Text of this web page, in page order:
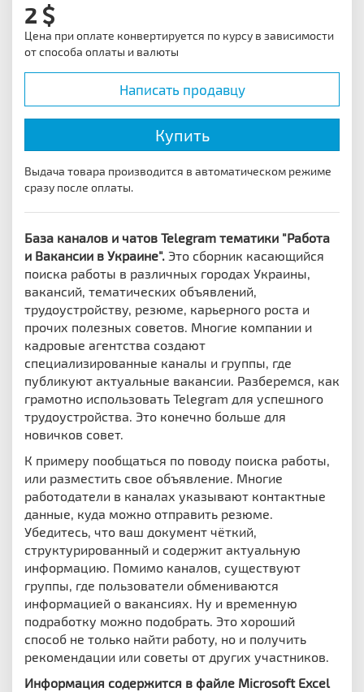
2
Цена при оплате конвертируется по курсу в зависимости
от способа оплаты и валюты
Написать продавцу
Купить
Выдача товара производится в автоматическом режиме
сразу после оплаты.
База каналов и чатов Telegram тематики "Работа
и Вакансии в Украине". Это сборник касающийся
поиска работы в различных городах Украины,
вакансий, тематических объявлений,
трудоустройству, резюме, карьерного роста и
прочих полезных советов. Многие компании и
кадровые агентства создают
специализированные каналы и группы, где
публикуют актуальные вакансии. Разберемся, как
грамотно использовать Telegram для успешного
трудоустройства. Это конечно больше для
новичков совет.
К примеру пообщаться по поводу поиска работы,
или разместить свое объявление. Многие
работодатели в каналах указывают контактные
данные, куда можно отправить резюме.
Убедитесь, что ваш документ чёткий,
структурированный и содержит актуальную
информацию. Помимо каналов, существуют
группы, где пользователи обмениваются
информацией о вакансиях. Ну и временную
подработку можно подобрать. Это хороший
способ не только найти работу, но и получить
рекомендации или советы от других участников.
Информация содержится в файле Microsoft Excel